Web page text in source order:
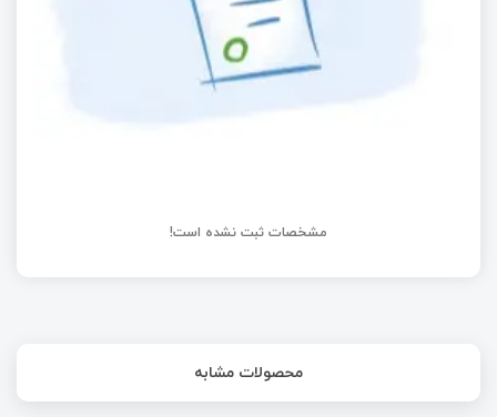
مشخصات ثبت نشده است!
محصولات مشابه